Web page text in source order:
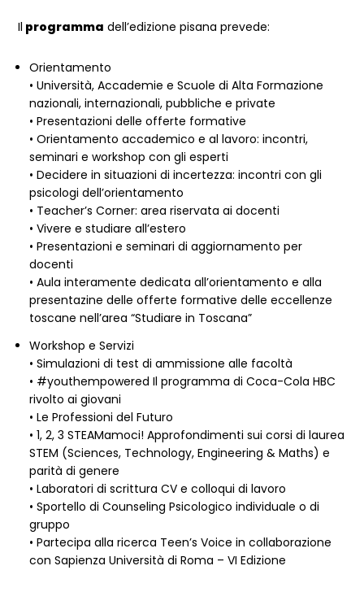
Il programma dell’edizione pisana prevede:
Orientamento
• Università, Accademie e Scuole di Alta Formazione
nazionali, internazionali, pubbliche e private
• Presentazioni delle offerte formative
• Orientamento accademico e al lavoro: incontri,
seminari e workshop con gli esperti
• Decidere in situazioni di incertezza: incontri con gli
psicologi dell’orientamento
• Teacher’s Corner: area riservata ai docenti
• Vivere e studiare all’estero
• Presentazioni e seminari di aggiornamento per
docenti
• Aula interamente dedicata all’orientamento e alla
presentazine delle offerte formative delle eccellenze
toscane nell’area “Studiare in Toscana”
Workshop e Servizi
• Simulazioni di test di ammissione alle facoltà
• #youthempowered Il programma di Coca-Cola HBC
rivolto ai giovani
• Le Professioni del Futuro
• 1, 2, 3 STEAMamoci! Approfondimenti sui corsi di laurea
STEM (Sciences, Technology, Engineering & Maths) e
parità di genere
• Laboratori di scrittura CV e colloqui di lavoro
• Sportello di Counseling Psicologico individuale o di
gruppo
• Partecipa alla ricerca Teen’s Voice in collaborazione
con Sapienza Università di Roma – VI Edizione